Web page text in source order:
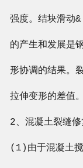
强度。结块滑动
的产生和发展是
形协调的结果。
拉伸变形的差值。
2、混凝土裂缝
(1)由于混凝土